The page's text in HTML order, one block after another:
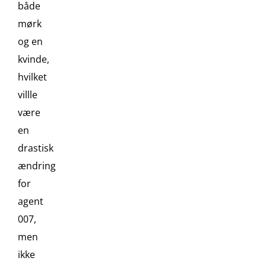
både
mørk
og en
kvinde,
hvilket
villle
være
en
drastisk
ændring
for
agent
007,
men
ikke